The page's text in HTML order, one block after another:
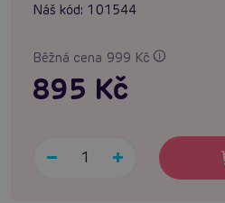
Náš kód: 101544
Běžná cena 999 Kč
895 Kč